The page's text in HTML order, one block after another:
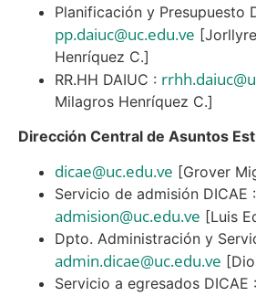
Planificación y Presupuesto
pp.daiuc@uc.edu.ve
Henríquez C.]
RR.HH DAIUC :
Milagros Henríquez C.]
Dirección Central de Asuntos
dicae@uc.edu.ve [Grover
Servicio de admisión DICAE :
admision@uc.edu.ve [Luis
Dpto. Administración y
admin.dicae@uc.edu.ve
Servicio a egresados DICAE :